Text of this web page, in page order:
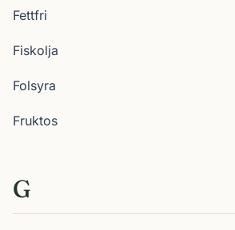
Fettfri
Fiskolja
Folsyra
Fruktos
G